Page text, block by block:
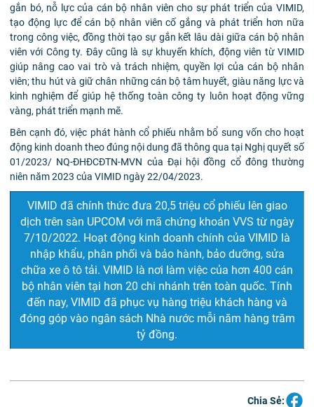
gắn bó, nỗ lực của cán bộ nhân viên cho sự phát triển của VIMID,
tạo động lực để cán bộ nhân viên cố gắng và phát triển hơn nữa
trong công việc, đồng thời tạo sự gắn kết lâu dài giữa cán bộ nhân
viên với Công ty. Đây cũng là sự khuyến khích, động viên từ VIMID
giúp nâng cao vai trò và trách nhiệm, quyền lợi của cán bộ nhân
viên; thu hút và giữ chân những cán bộ tâm huyết, giàu năng lực và
kinh nghiệm để giúp hệ thống toàn công ty luôn hoạt động vững
vàng, phát triển mạnh mẽ.
Bên cạnh đó, việc phát hành cổ phiếu nhằm bổ sung vốn cho hoạt
động kinh doanh theo đúng nội dung đã thông qua tại Nghị quyết số
01/2023/ NQ-ĐHĐCĐTN-MVN của Đại hội đồng cổ đông thường
niên năm 2023 của VIMID ngày 22/04/2023.
VIMID đã chính thức đưa 20,5 triệu cổ phiếu lên giao
dịch trên sàn UPCOM với mã chứng khoán VVS từ ngày
7/10/2022. Hoạt động kinh doanh chính của VIMID là
nhập khẩu, phân phối và bảo hành, bảo dưỡng, sửa
chữa xe ô tô tải. VIMID là nơi làm việc của hơn 400 cán
bộ nhân viên tại hơn 20 chi nhánh trên toàn quốc. Tính
đến nay, VIMID đã phục vụ hàng triệu khách hàng và
đóng góp vào ngân sách Nhà nước mỗi năm hàng trăm
tỷ đồng.
Chia Sẻ: